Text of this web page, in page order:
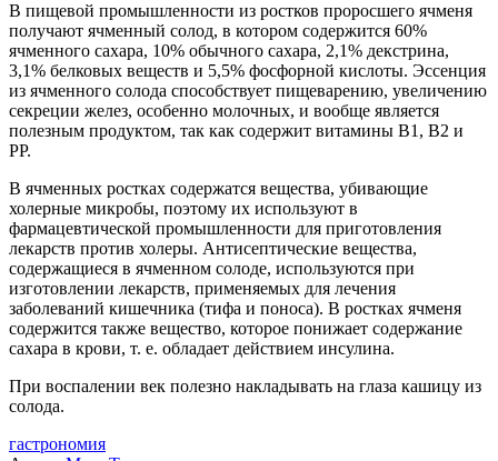
В пищевой промышленности из ростков проросшего ячменя
получают ячменный солод, в котором содержится 60%
ячменного сахара, 10% обычного сахара, 2,1% декстрина,
3,1% белковых веществ и 5,5% фосфорной кислоты. Эссенция
из ячменного солода способствует пищеварению, увеличению
секреции желез, особенно молочных, и вообще является
полезным продуктом, так как содержит витамины В1, В2 и
PP.
В ячменных ростках содержатся вещества, убивающие
холерные микробы, поэтому их используют в
фармацевтической промышленности для приготовления
лекарств против холеры. Антисептические вещества,
содержащиеся в ячменном солоде, используются при
изготовлении лекарств, применяемых для лечения
заболеваний кишечника (тифа и поноса). В ростках ячменя
содержится также вещество, которое понижает содержание
сахара в крови, т. е. обладает действием инсулина.
При воспалении век полезно накладывать на глаза кашицу из
солода.
гастрономия